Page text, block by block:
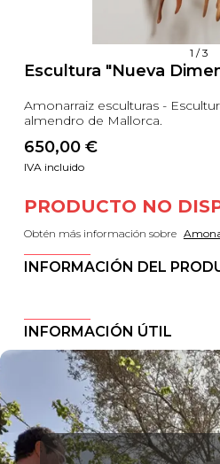
1 /3
Escultura "Nueva
Amonarraiz esculturas -
almendro de Mallorca.
650,00 €
IVA incluido
PRODUCTO NO
Obtén más información sobre
INFORMACIÓN DEL
INFORMACIÓN ÚTIL